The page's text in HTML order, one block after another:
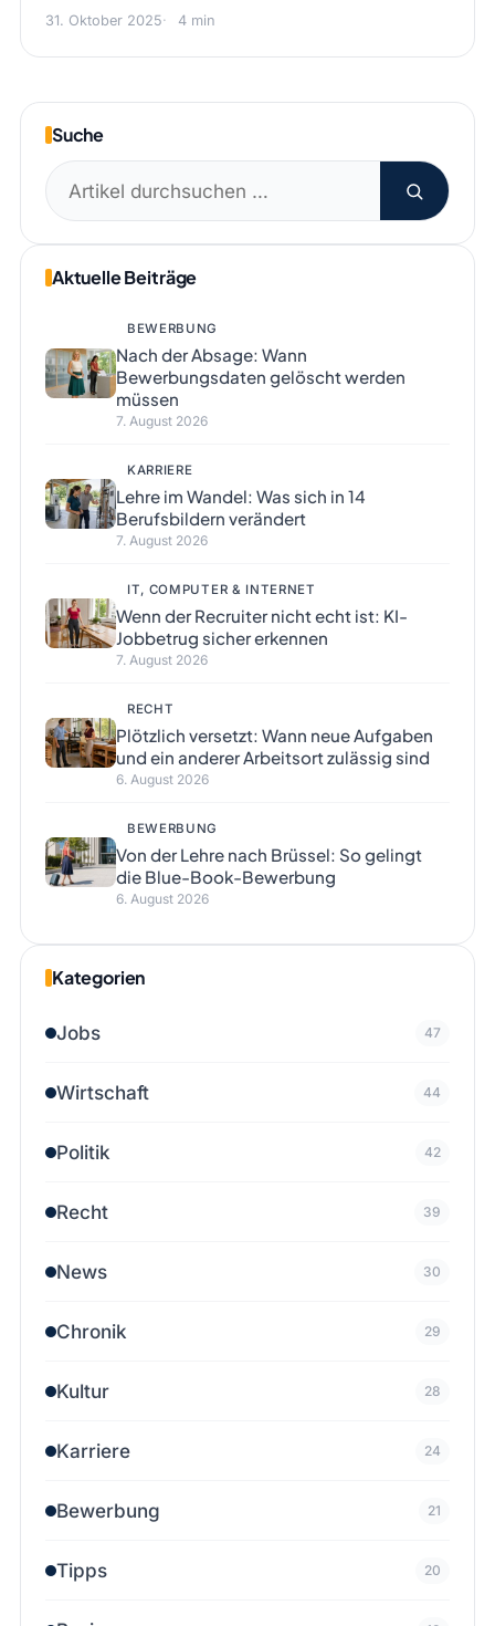
31. Oktober 2025 4 min
Suche
Suchen
nach:
Aktuelle Beiträge
BEWERBUNG
Nach der Absage: Wann
Bewerbungsdaten gelöscht werden
müssen
7. August 2026
KARRIERE
Lehre im Wandel: Was sich in 14
Berufsbildern verändert
7. August 2026
IT, COMPUTER & INTERNET
Wenn der Recruiter nicht echt ist: KI-
Jobbetrug sicher erkennen
7. August 2026
RECHT
Plötzlich versetzt: Wann neue Aufgaben
und ein anderer Arbeitsort zulässig sind
6. August 2026
BEWERBUNG
Von der Lehre nach Brüssel: So gelingt
die Blue-Book-Bewerbung
6. August 2026
Kategorien
Jobs 47
Wirtschaft 44
Politik 42
Recht 39
News 30
Chronik 29
Kultur 28
Karriere 24
Bewerbung 21
Tipps 20